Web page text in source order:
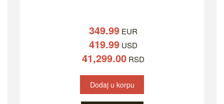
349.99 EUR
419.99 USD
41,299.00 RSD
Dodaj u korpu